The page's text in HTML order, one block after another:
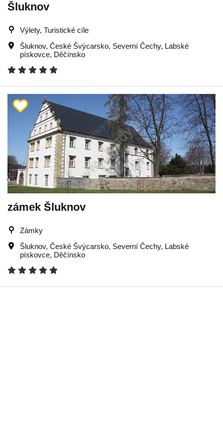
Šluknov
Výlety, Turistické cíle
Šluknov, České Švýcarsko, Severní Čechy, Labské
pískovce, Děčínsko
zámek Šluknov
Zámky
Šluknov, České Švýcarsko, Severní Čechy, Labské
pískovce, Děčínsko